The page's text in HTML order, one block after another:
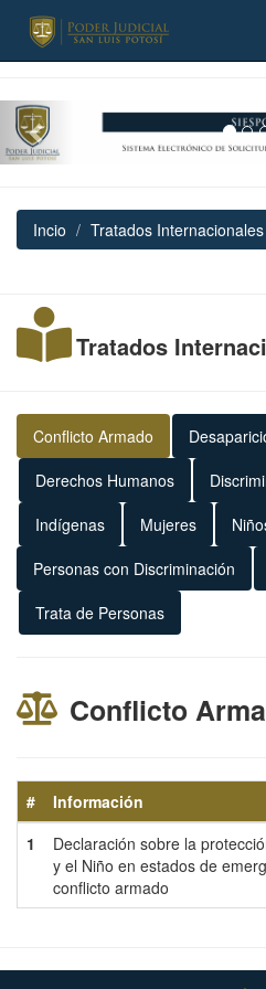
Previous
Incio Tratados Internacionales
Tratados
Conflicto Armado
Derechos Humanos
Indígenas
Mujeres
Personas con Discriminación
Trata de Personas
Conflicto
# Información
1
Declaración sobre la
y el Niño en estados de
conflicto armado